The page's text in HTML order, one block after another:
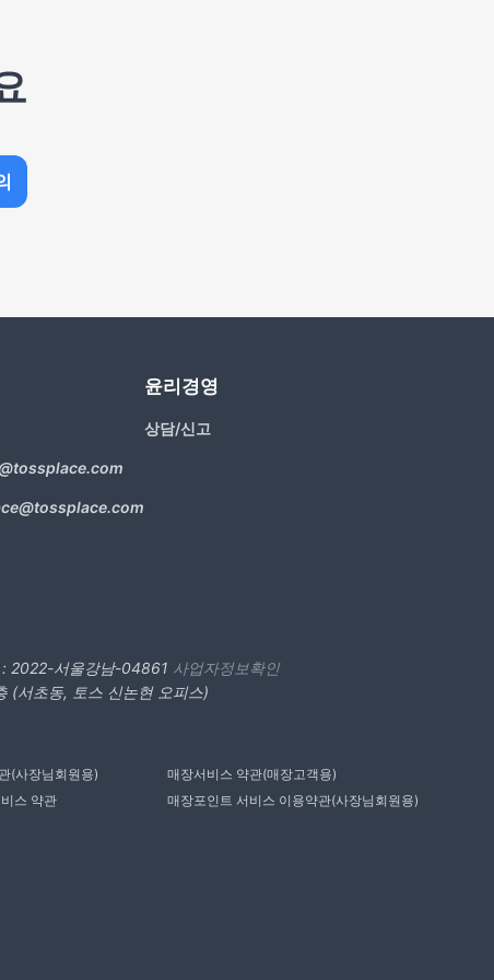
윤리경영
상담/신고
: 2022-서울강남-04861 사업자정보확인
(서초동, 토스 신논현 오피스)
(사장님회원용)
매장서비스 약관(매장고객용)
스 약관
매장포인트 서비스 이용약관(사장님회원용)